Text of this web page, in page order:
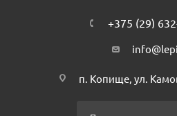
и перенести его на носилки.
слишком жарко, пока катер
в родной стихии, можно
+375 (29)
п. Копище, ул.